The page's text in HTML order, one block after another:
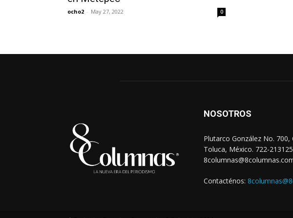
ocho2 - May 27, 2022 0
NOSOTROS
Plutarco González No. 700,
Toluca, México. 722-
Contacténos: